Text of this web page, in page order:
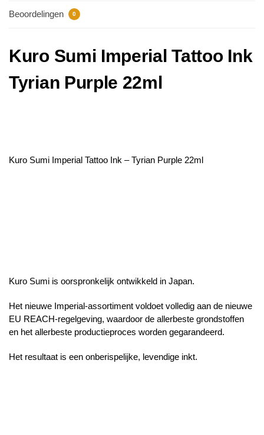
Beoordelingen 0
Kuro Sumi Imperial Tattoo Ink
Tyrian Purple 22ml
Kuro Sumi Imperial Tattoo Ink – Tyrian Purple 22ml
Kuro Sumi is oorspronkelijk ontwikkeld in Japan.
Het nieuwe Imperial-assortiment voldoet volledig aan de nieuwe
EU REACH-regelgeving, waardoor de allerbeste grondstoffen
en het allerbeste productieproces worden gegarandeerd.
Het resultaat is een onberispelijke, levendige inkt.